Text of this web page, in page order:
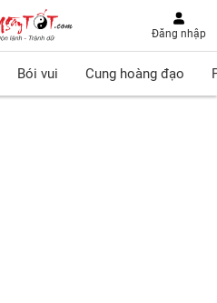
Đăng nhập
Bói vui Cung hoàng đạo